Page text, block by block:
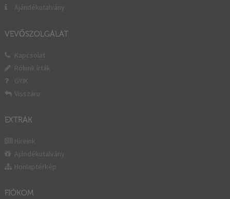
Ajándékutalvány
VEVŐSZOLGÁLAT
Kapcsolat
Rólunk írták
GYIK
Visszáru
EXTRÁK
Híreink
Ajándékutalvány
Honlaptérkép
FIÓKOM